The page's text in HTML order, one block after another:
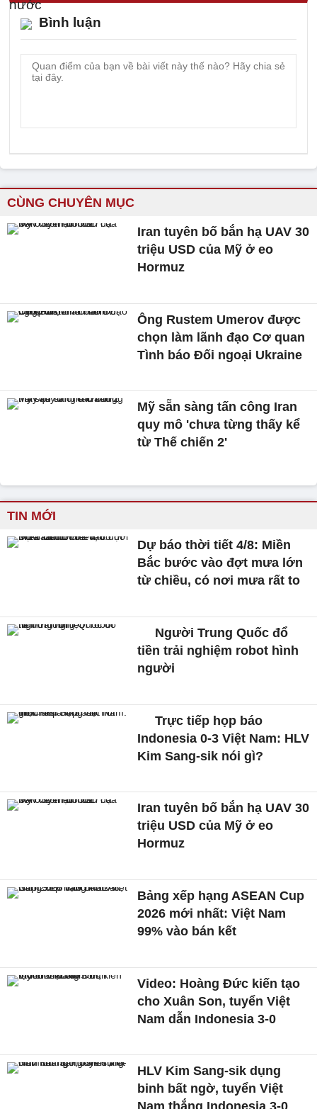
Bình luận
CÙNG CHUYÊN MỤC
Iran tuyên bố bắn hạ UAV 30
triệu USD của Mỹ ở eo
Hormuz
Ông Rustem Umerov được
chọn làm lãnh đạo Cơ quan
Tình báo Đối ngoại Ukraine
Mỹ sẵn sàng tấn công Iran
quy mô 'chưa từng thấy kể
từ Thế chiến 2'
TIN MỚI
Dự báo thời tiết 4/8: Miền
Bắc bước vào đợt mưa lớn
từ chiều, có nơi mưa rất to
Người Trung Quốc đổ
tiền trải nghiệm robot hình
người
Trực tiếp họp báo
Indonesia 0-3 Việt Nam: HLV
Kim Sang-sik nói gì?
Iran tuyên bố bắn hạ UAV 30
triệu USD của Mỹ ở eo
Hormuz
Bảng xếp hạng ASEAN Cup
2026 mới nhất: Việt Nam
99% vào bán kết
Video: Hoàng Đức kiến tạo
cho Xuân Son, tuyển Việt
Nam dẫn Indonesia 3-0
HLV Kim Sang-sik dụng
binh bất ngờ, tuyển Việt